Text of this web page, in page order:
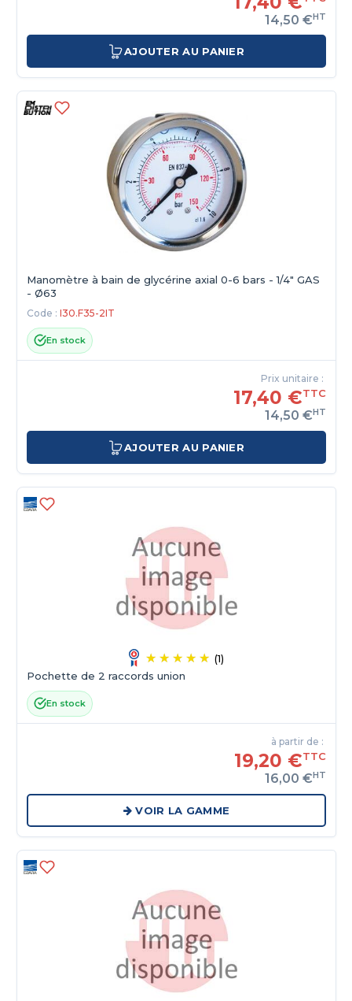
14,50 €HT
AJOUTER AU PANIER
Manomètre à bain de glycérine axial 0-6 bars - 1/4" GAS
- Ø63
Code : I30.F35-2IT
En stock
Prix unitaire :
17,40 €TTC
14,50 €HT
AJOUTER AU PANIER
(1)
Pochette de 2 raccords union
En stock
à partir de :
19,20 €TTC
16,00 €HT
VOIR LA GAMME